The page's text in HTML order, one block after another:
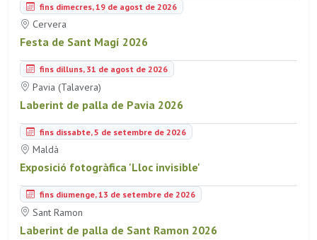
fins dimecres, 19 de agost de 2026
Cervera
Festa de Sant Magí 2026
fins dilluns, 31 de agost de 2026
Pavia (Talavera)
Laberint de palla de Pavia 2026
fins dissabte, 5 de setembre de 2026
Maldà
Exposició fotogràfica 'Lloc invisible'
fins diumenge, 13 de setembre de 2026
Sant Ramon
Laberint de palla de Sant Ramon 2026